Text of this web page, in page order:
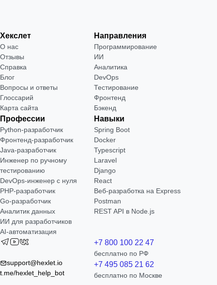
Хекслет
О нас
Отзывы
Справка
Блог
Вопросы и ответы
Глоссарий
Карта сайта
Направления
Программирование
ИИ
Аналитика
DevOps
Тестирование
Фронтенд
Бэкенд
Профессии
Python-разработчик
Фронтенд-разработчик
Java-разработчик
Инженер по ручному
тестированию
DevOps-инженер с нуля
РНР-разработчик
Go-разработчик
Аналитик данных
ИИ для разработчиков
AI-автоматизация
Навыки
Spring Boot
Docker
Typescript
Laravel
Django
React
Веб-разработка на Express
Postman
REST API в Node.js
support@hexlet.io
t.me/hexlet_help_bot
+7 800 100 22 47
бесплатно по РФ
+7 495 085 21 62
бесплатно по Москве